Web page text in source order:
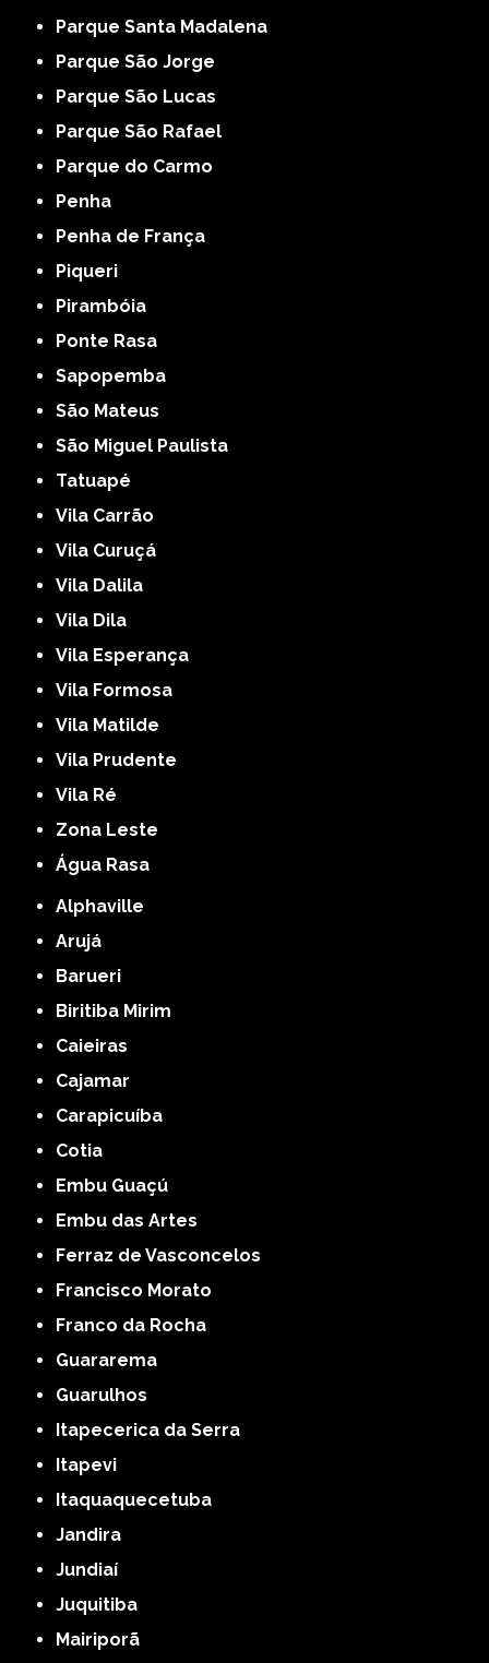
Parque Santa Madalena
Parque São Jorge
Parque São Lucas
Parque São Rafael
Parque do Carmo
Penha
Penha de França
Piqueri
Pirambóia
Ponte Rasa
Sapopemba
São Mateus
São Miguel Paulista
Tatuapé
Vila Carrão
Vila Curuçá
Vila Dalila
Vila Dila
Vila Esperança
Vila Formosa
Vila Matilde
Vila Prudente
Vila Ré
Zona Leste
Água Rasa
Alphaville
Arujá
Barueri
Biritiba Mirim
Caieiras
Cajamar
Carapicuíba
Cotia
Embu Guaçú
Embu das Artes
Ferraz de Vasconcelos
Francisco Morato
Franco da Rocha
Guararema
Guarulhos
Itapecerica da Serra
Itapevi
Itaquaquecetuba
Jandira
Jundiaí
Juquitiba
Mairiporã